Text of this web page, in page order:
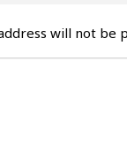
will not be